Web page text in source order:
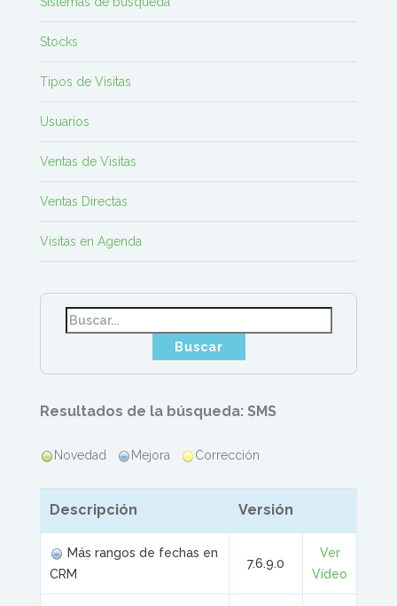
Stocks
Tipos de Visitas
Usuarios
Ventas de Visitas
Ventas Directas
Visitas en Agenda
Resultados de la búsqueda: SMS
Novedad Mejora Corrección
Descripción Versión
Más rangos de fechas en
CRM
7.6.9.0
Ver
Vídeo